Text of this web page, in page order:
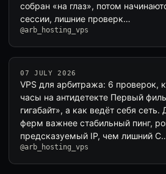
собран «на глаз», потом
сессии, лишние проверк…
@arb_hosting_vps
07 JULY 2026
VPS для арбитража: 6 проверок,
часы на антидетекте Первый
гигабайт», а как ведёт себя сеть.
ферм важнее стабильный пинг,
предсказуемый IP, чем лишний
@arb_hosting_vps